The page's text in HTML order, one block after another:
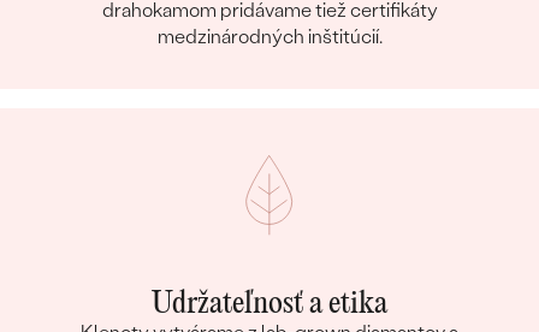
drahokamom pridávame tiež certifikáty
medzinárodných inštitúcií.
Udržateľnosť a etika